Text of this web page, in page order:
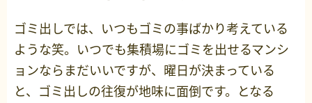
ゴミ出しでは、いつもゴミの事ばかり考えている
ような笑。いつでも集積場にゴミを出せるマンシ
ョンならまだいいですが、曜日が決まっている
と、ゴミ出しの往復が地味に面倒です。となる